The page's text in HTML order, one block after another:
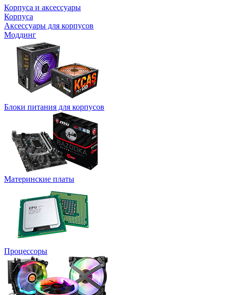
Корпуса и аксессуары
Корпуса
Аксессуары для корпусов
Моддинг
Блоки питания для корпусов
Материнские платы
Процессоры